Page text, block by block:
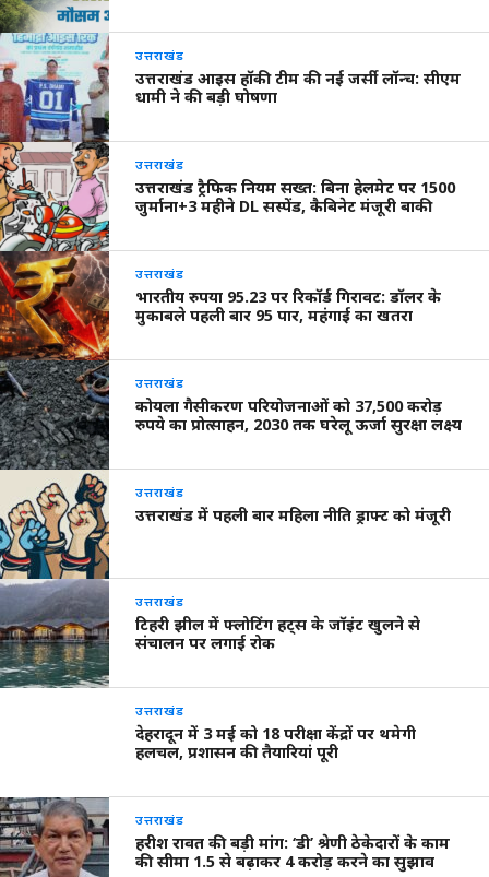
उत्तराखंड
उत्तराखंड आइस हॉकी टीम की नई जर्सी लॉन्च: सीएम
धामी ने की बड़ी घोषणा
उत्तराखंड
उत्तराखंड ट्रैफिक नियम सख्त: बिना हेलमेट पर 1500
जुर्माना+3 महीने DL सस्पेंड, कैबिनेट मंजूरी बाकी
उत्तराखंड
भारतीय रुपया 95.23 पर रिकॉर्ड गिरावट: डॉलर के
मुकाबले पहली बार 95 पार, महंगाई का खतरा
उत्तराखंड
कोयला गैसीकरण परियोजनाओं को 37,500 करोड़
रुपये का प्रोत्साहन, 2030 तक घरेलू ऊर्जा सुरक्षा लक्ष्य
उत्तराखंड
उत्तराखंड में पहली बार महिला नीति ड्राफ्ट को मंजूरी
उत्तराखंड
टिहरी झील में फ्लोटिंग हट्स के जॉइंट खुलने से
संचालन पर लगाई रोक
उत्तराखंड
देहरादून में 3 मई को 18 परीक्षा केंद्रों पर थमेगी
हलचल, प्रशासन की तैयारियां पूरी
उत्तराखंड
हरीश रावत की बड़ी मांग: ‘डी’ श्रेणी ठेकेदारों के काम
की सीमा 1.5 से बढ़ाकर 4 करोड़ करने का सुझाव